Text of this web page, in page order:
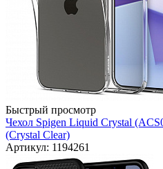
Быстрый просмотр
Чехол Spigen Liquid Crystal
(Crystal Clear)
Артикул: 1194261